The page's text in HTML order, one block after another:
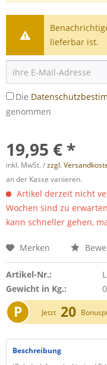
lieferbar ist.
Die
genommen
19,95 € *
inkl. MwSt. /zzgl.
an der Kasse variieren.
Artikel derzeit nicht
Wochen sind zu
kann schneller gehen,
Merken
Artikel-Nr.:
Gewicht in Kg.:
P Jetzt 20
Beschreibung